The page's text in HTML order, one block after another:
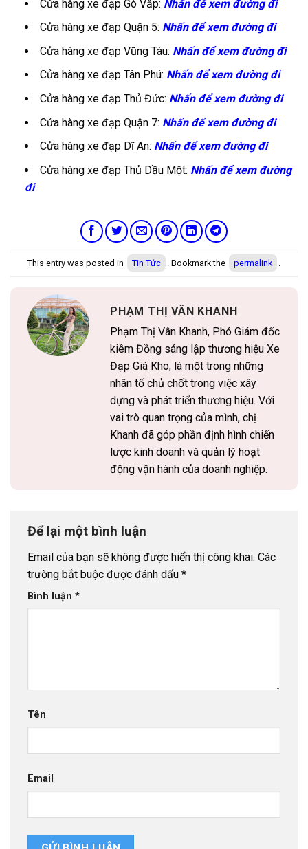
Cửa hàng xe đạp Gò Vấp: Nhấn để xem đường đi
Cửa hàng xe đạp Quận 5: Nhấn để xem đường đi
Cửa hàng xe đạp Vũng Tàu: Nhấn để xem đường đi
Cửa hàng xe đạp Tân Phú: Nhấn để xem đường đi
Cửa hàng xe đạp Thủ Đức: Nhấn để xem đường đi
Cửa hàng xe đạp Quận 7: Nhấn để xem đường đi
Cửa hàng xe đạp Dĩ An: Nhấn để xem đường đi
Cửa hàng xe đạp Thủ Dầu Một: Nhấn để xem đường
đi
This entry was posted in Tin Tức . Bookmark the permalink .
PHẠM THỊ VÂN KHANH
Phạm Thị Vân Khanh, Phó Giám đốc
kiêm Đồng sáng lập thương hiệu Xe
Đạp Giá Kho, là một trong những
nhân tố chủ chốt trong việc xây
dựng và phát triển thương hiệu. Với
vai trò quan trọng của mình, chị
Khanh đã góp phần định hình chiến
lược kinh doanh và quản lý hoạt
động vận hành của doanh nghiệp.
Để lại một bình luận
Email của bạn sẽ không được hiển thị công khai. Các
trường bắt buộc được đánh dấu *
Bình luận *
Tên
Email